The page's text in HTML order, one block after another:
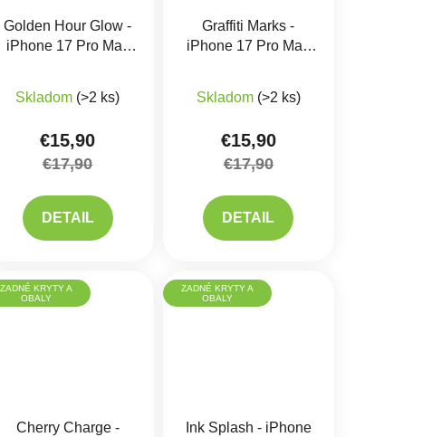
Golden Hour Glow -
iPhone 17 Pro Max
Skladom (>2 ks)
€15,90
€17,90
DETAIL
Graffiti Marks -
iPhone 17 Pro Max
Skladom (>2 ks)
€15,90
€17,90
DETAIL
ZADNÉ KRYTY A
OBALY
Cherry Charge -
ZADNÉ KRYTY A
OBALY
Ink Splash - iPhone